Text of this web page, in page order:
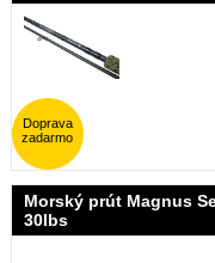
Doprava
zadarmo
Morský prút Magnus
30lbs